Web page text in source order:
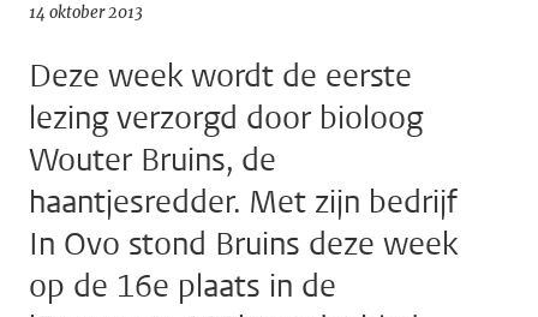
14 oktober 2013
Deze week wordt de eerste
lezing verzorgd door bioloog
Wouter Bruins, de
haantjesredder. Met zijn bedrijf
In Ovo stond Bruins deze week
op de 16e plaats in de